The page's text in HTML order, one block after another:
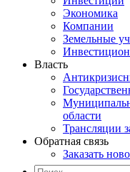
Экономика
Компании
Земельные
Власть
области
Трансляции
Обратная связь
Заказать